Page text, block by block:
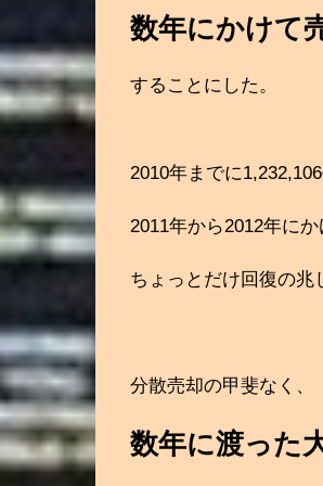
数年にかけて
することにした。
2010年までに
2011年から2012年に
ちょっとだけ回復の兆
分散売却の甲斐なく、
数年に渡った